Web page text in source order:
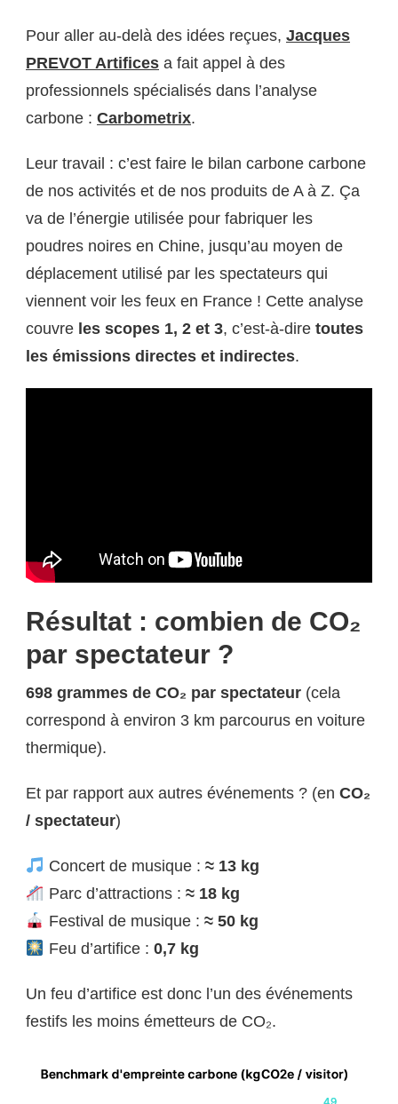
Pour aller au-delà des idées reçues, Jacques
PREVOT Artifices a fait appel à des
professionnels spécialisés dans l’analyse
carbone : Carbometrix.
Leur travail : c’est faire le bilan carbone carbone
de nos activités et de nos produits de A à Z. Ça
va de l’énergie utilisée pour fabriquer les
poudres noires en Chine, jusqu’au moyen de
déplacement utilisé par les spectateurs qui
viennent voir les feux en France ! Cette analyse
couvre les scopes 1, 2 et 3, c’est-à-dire toutes
les émissions directes et indirectes.
Résultat : combien de CO₂
par spectateur ?
698 grammes de CO₂ par spectateur (cela
correspond à environ 3 km parcourus en voiture
thermique).
Et par rapport aux autres événements ? (en CO₂
/ spectateur)
Concert de musique : ≈ 13 kg
Parc d’attractions : ≈ 18 kg
Festival de musique : ≈ 50 kg
Feu d’artifice : 0,7 kg
Un feu d’artifice est donc l’un des événements
festifs les moins émetteurs de CO₂.